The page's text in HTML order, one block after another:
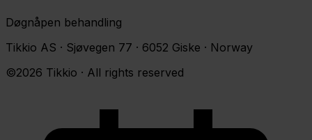
Døgnåpen behandling
Tikkio AS · Sjøvegen 77 · 6052 Giske · Norway
©2026 Tikkio · All rights reserved